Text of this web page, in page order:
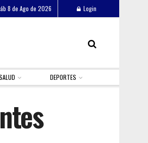
8 de Ago de 2026 Login
DEPORTES